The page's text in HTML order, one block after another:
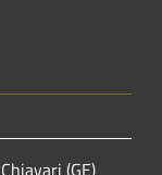
(GE)